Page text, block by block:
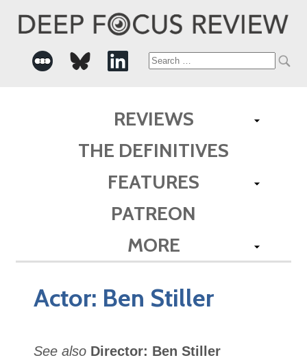
Search
REVIEWS
THE DEFINITIVES
FEATURES
PATREON
MORE
Actor: Ben Stiller
See also Director: Ben Stiller